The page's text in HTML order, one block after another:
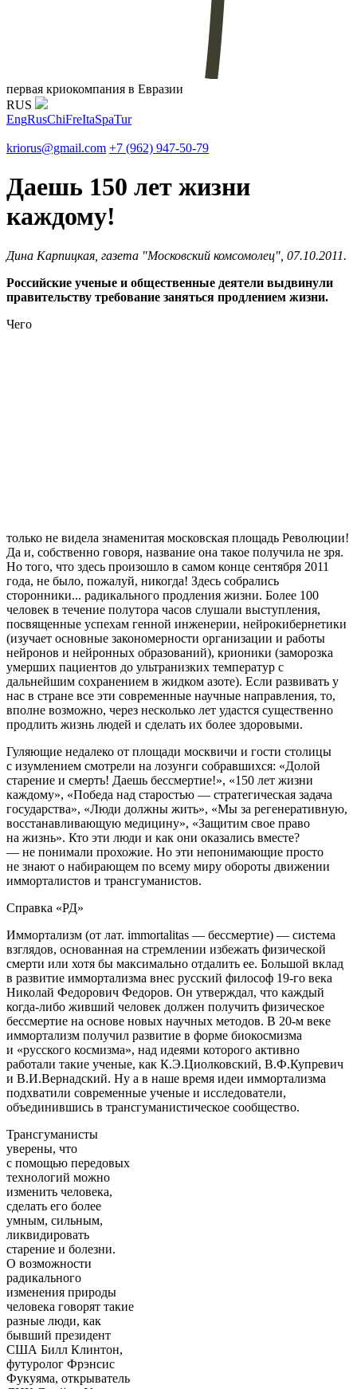
первая криокомпания в Евразии
RUS
EngRusChiFreItaSpaTur
kriorus@gmail.com +7 (962) 947-50-79
Даешь 150 лет жизни
каждому!
Дина Карпицкая, газета "Московский комсомолец", 07.10.2011.
Российские ученые и общественные деятели выдвинули
правительству требование заняться продлением жизни.
Чего
только не видела знаменитая московская площадь Революции!
Да и, собственно говоря, название она такое получила не зря.
Но того, что здесь произошло в самом конце сентября 2011
года, не было, пожалуй, никогда! Здесь собрались
сторонники... радикального продления жизни. Более 100
человек в течение полутора часов слушали выступления,
посвященные успехам генной инженерии, нейрокибернетики
(изучает основные закономерности организации и работы
нейронов и нейронных образований), крионики (заморозка
умерших пациентов до ультранизких температур с
дальнейшим сохранением в жидком азоте). Если развивать у
нас в стране все эти современные научные направления, то,
вполне возможно, через несколько лет удастся существенно
продлить жизнь людей и сделать их более здоровыми.
Гуляющие недалеко от площади москвичи и гости столицы
с изумлением смотрели на лозунги собравшихся: «Долой
старение и смерть! Даешь бессмертие!», «150 лет жизни
каждому», «Победа над старостью — стратегическая задача
государства», «Люди должны жить», «Мы за регенеративную,
восстанавливающую медицину», «Защитим свое право
на жизнь». Кто эти люди и как они оказались вместе?
— не понимали прохожие. Но эти непонимающие просто
не знают о набирающем по всему миру обороты движении
имморталистов и трансгуманистов.
Справка «РД»
Иммортализм (от лат. immortalitas — бессмертие) — система
взглядов, основанная на стремлении избежать физической
смерти или хотя бы максимально отдалить ее. Большой вклад
в развитие иммортализма внес русский философ 19-го века
Николай Федорович Федоров. Он утверждал, что каждый
когда-либо живший человек должен получить физическое
бессмертие на основе новых научных методов. В 20-м веке
иммортализм получил развитие в форме биокосмизма
и «русского космизма», над идеями которого активно
работали такие ученые, как К.Э.Циолковский, В.Ф.Купревич
и В.И.Вернадский. Ну а в наше время идеи иммортализма
подхватили современные ученые и исследователи,
объединившись в трансгуманистическое сообщество.
Трансгуманисты
уверены, что
с помощью передовых
технологий можно
изменить человека,
сделать его более
умным, сильным,
ликвидировать
старение и болезни.
О возможности
радикального
изменения природы
человека говорят такие
разные люди, как
бывший президент
США Билл Клинтон,
футуролог Фрэнсис
Фукуяма, открыватель